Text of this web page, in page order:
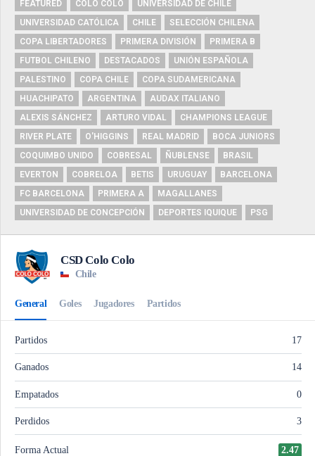
FEATURED COLO COLO
UNIVERSIDAD DE CHILE
UNIVERSIDAD CATÓLICA
CHILE
SELECCIÓN CHILENA
COPA LIBERTADORES
PRIMERA DIVISIÓN
PRIMERA B
FUTBOL CHILENO
DESTACADOS
UNIÓN ESPAÑOLA
PALESTINO
COPA CHILE
COPA SUDAMERICANA
HUACHIPATO
ARGENTINA
AUDAX ITALIANO
ALEXIS SÁNCHEZ
ARTURO VIDAL
CHAMPIONS LEAGUE
RIVER PLATE
O'HIGGINS REAL MADRID
BOCA JUNIORS
COQUIMBO UNIDO
COBRESAL ÑUBLENSE
BRASIL
EVERTON
COBRELOA BETIS URUGUAY
BARCELONA
FC BARCELONA
PRIMERA A
MAGALLANES
UNIVERSIDAD DE CONCEPCIÓN
DEPORTES IQUIQUE PSG